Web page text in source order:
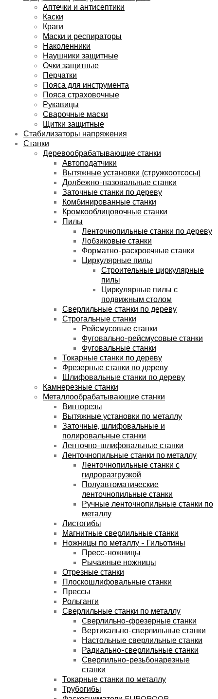
Аптечки и антисептики
Каски
Краги
Маски и респираторы
Наколенники
Наушники защитные
Очки защитные
Перчатки
Пояса для инструмента
Пояса страховочные
Рукавицы
Сварочные маски
Щитки защитные
Стабилизаторы напряжения
Станки
Деревообрабатывающие станки
Автоподатчики
Вытяжные установки (стружкоотсосы)
Долбежно-пазовальные станки
Заточные станки по дереву
Комбинированные станки
Кромкооблицовочные станки
Пилы
Ленточнопильные станки по дереву
Лобзиковые станки
Форматно-раскроечные станки
Циркулярные пилы
Строительные циркулярные
пилы
Циркулярные пилы с
подвижным столом
Сверлильные станки по дереву
Строгальные станки
Рейсмусовые станки
Фуговально-рейсмусовые станки
Фуговальные станки
Токарные станки по дереву
Фрезерные станки по дереву
Шлифовальные станки по дереву
Камнерезные станки
Металлообрабатывающие станки
Винторезы
Вытяжные установки по металлу
Заточные, шлифовальные и
полировальные станки
Ленточно-шлифовальные станки
Ленточнопильные станки по металлу
Ленточнопильные станки с
гидроразгрузкой
Полуавтоматические
ленточнопильные станки
Ручные ленточнопильные станки по
металлу
Листогибы
Магнитные сверлильные станки
Ножницы по металлу - Гильотины
Пресс-ножницы
Рычажные ножницы
Отрезные станки
Плоскошлифовальные станки
Прессы
Рольганги
Сверлильные станки по металлу
Cверлильно-фрезерные станки
Вертикально-сверлильные станки
Настольные сверлильные станки
Радиально-сверлильные станки
Сверлильно-резьбонарезные
станки
Токарные станки по металлу
Трубогибы